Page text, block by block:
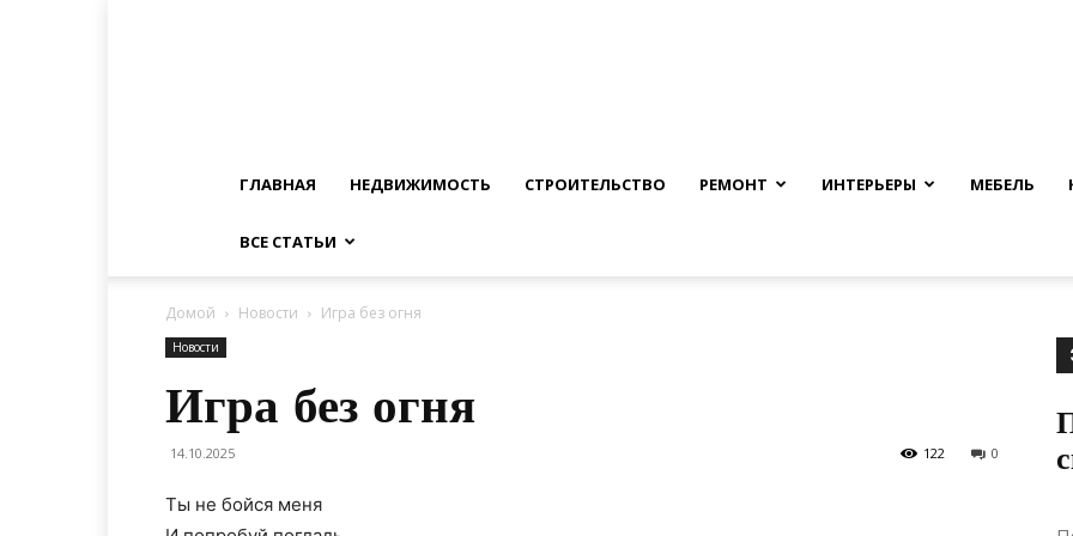
ГЛАВНАЯ НЕДВИЖИМОСТЬ СТРОИТЕЛЬСТВО РЕМОНТ ИНТЕРЬЕРЫ МЕБЕЛЬ
ВСЕ СТАТЬИ
Домой Новости Игра без огня
Новости
Игра без огня
14.10.2025 0
122
Ты не бойся меня